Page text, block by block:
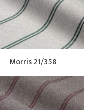
Morris 21/358